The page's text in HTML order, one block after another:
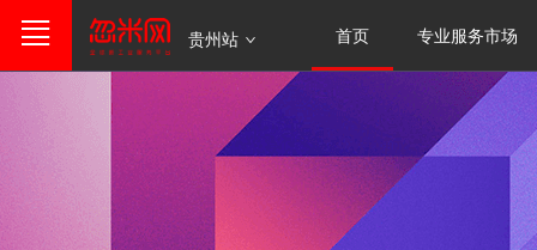
贵州站 首页 专业服务市场